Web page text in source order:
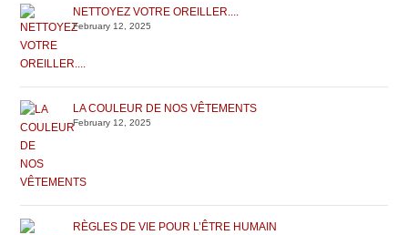
NETTOYEZ VOTRE OREILLER....
February 12, 2025
LA COULEUR DE NOS VÊTEMENTS
February 12, 2025
RÈGLES DE VIE POUR L’ÊTRE HUMAIN